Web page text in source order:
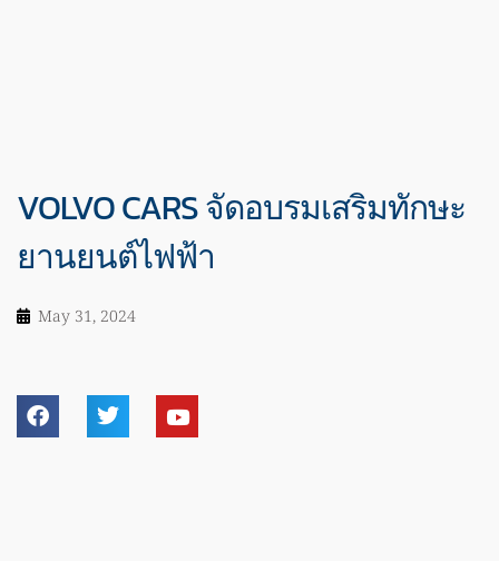
VOLVO CARS จัดอบรมเสริมทักษะ
ยานยนต์ไฟฟ้า
May 31, 2024